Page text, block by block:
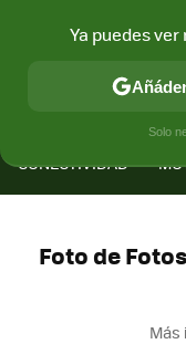
CONECTIVIDAD
Foto de
Más
Ya puedes
Solo